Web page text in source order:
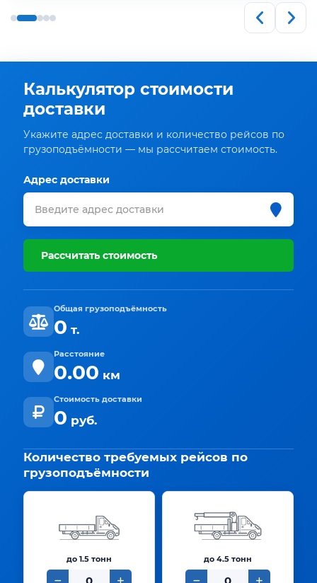
Калькулятор стоимости
доставки
Укажите адрес доставки и количество рейсов по
грузоподъёмности — мы рассчитаем стоимость.
Адрес доставки
Рассчитать стоимость
Общая грузоподъёмность
0 т.
Расстояние
0.00 км
Стоимость доставки
0 руб.
Количество требуемых рейсов по
грузоподъёмности
до 1.5 тонн до 4.5 тонн